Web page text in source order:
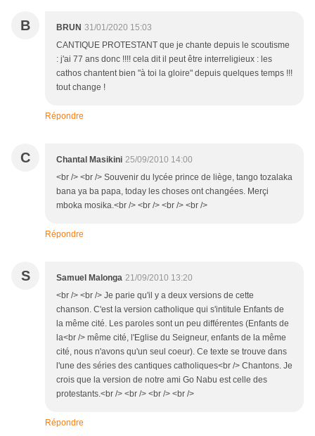
B BRUN 31/01/2020 15:03
CANTIQUE PROTESTANT que je chante depuis le scoutisme
: j'ai 77 ans donc !!!! cela dit il peut être interreligieux : les
cathos chantent bien "à toi la gloire" depuis quelques temps !!!
tout change !
Répondre
C Chantal Masikini 25/09/2010 14:00
<br /> <br /> Souvenir du lycée prince de liège, tango tozalaka
bana ya ba papa, today les choses ont changées. Merçi
mboka mosika.<br /> <br /> <br /> <br />
Répondre
S Samuel Malonga 21/09/2010 13:20
<br /> <br /> Je parie qu'il y a deux versions de cette
chanson. C'est la version catholique qui s'intitule Enfants de
la même cité. Les paroles sont un peu différentes (Enfants de
la<br /> même cité, l'Eglise du Seigneur, enfants de la même
cité, nous n'avons qu'un seul coeur). Ce texte se trouve dans
l'une des séries des cantiques catholiques<br /> Chantons. Je
crois que la version de notre ami Go Nabu est celle des
protestants.<br /> <br /> <br /> <br />
Répondre